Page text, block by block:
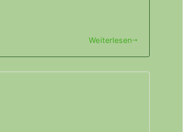
Weiterlesen